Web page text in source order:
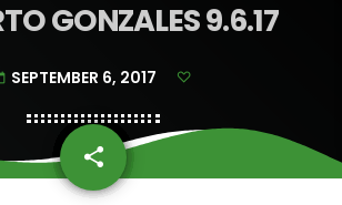
GONZALES 9.6.17
SEPTEMBER 6, 2017
share
email